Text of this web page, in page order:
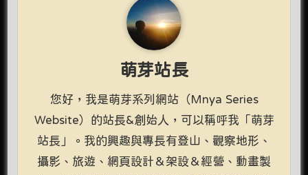
萌芽站長
您好，我是萌芽系列網站（Mnya Series
Website）的站長&創始人，可以稱呼我「萌芽
站長」。我的興趣與專長有登山、觀察地形、
攝影、旅遊、網頁設計＆架設＆經營、動畫製